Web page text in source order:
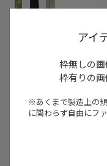
特
アイ
枠無しの画
枠有りの画
※あくまで製造上の
に関わらず自由にフ